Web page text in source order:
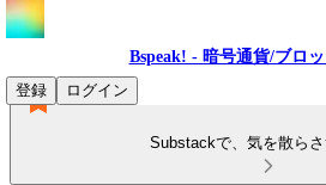
Bspeak! - 暗号通貨/ブロ
登録
ログイン
Substackで、気を散らさ